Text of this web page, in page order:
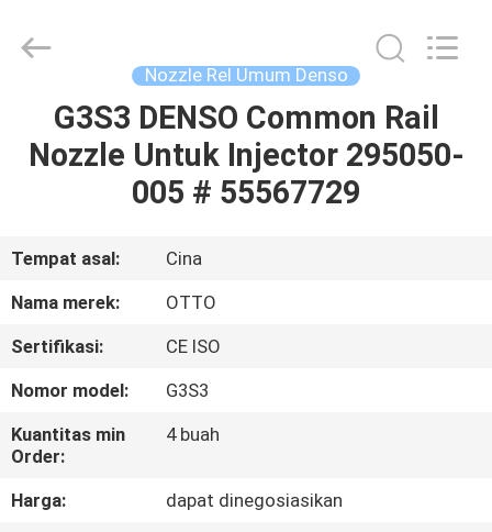
BERANDA
TENTANG
KAMI
TUR
PABRIK
KONTROL
KUALITAS
AUTO
PARTS
Nozzle Rel Umum Denso
G3S3 DENSO Common Rail
Nozzle Untuk Injector 295050-
005 # 55567729
Tempat asal:
Cina
Nama merek:
OTTO
Sertifikasi:
CE ISO
Nomor model:
G3S3
Kuantitas min
Order:
4 buah
Harga:
dapat dinegosiasikan